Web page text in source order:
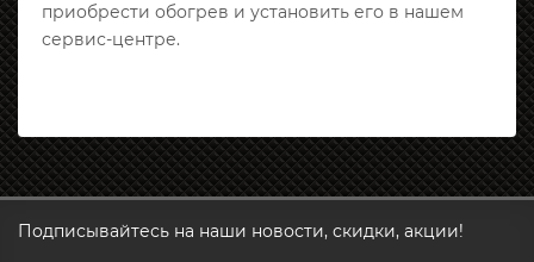
приобрести обогрев и установить его в нашем
сервис-центре.
Подписывайтесь на наши новости, скидки, акции!